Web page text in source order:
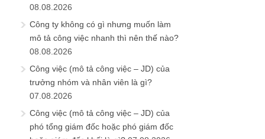
08.08.2026
Công ty không có gì nhưng muốn làm
mô tả công việc nhanh thì nên thế nào?
08.08.2026
Công việc (mô tả công việc – JD) của
trưởng nhóm và nhân viên là gì?
07.08.2026
Công việc (mô tả công việc – JD) của
phó tổng giám đốc hoặc phó giám đốc